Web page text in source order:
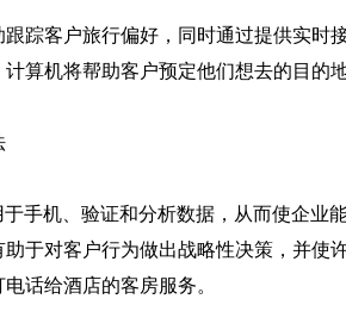
客户旅行偏好，同时通过提供实时接
算机将帮助客户预定他们想去的目的
机、验证和分析数据，从而使企业能
于对客户行为做出战略性决策，并使
话给酒店的客房服务。